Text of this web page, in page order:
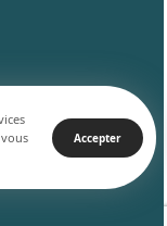
Accepter